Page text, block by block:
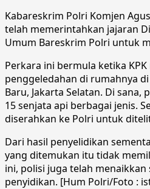
Kabareskrim Polri Komjen
telah memerintahkan jajaran
Umum Bareskrim Polri untuk
Perkara ini bermula ketika
penggeledahan di rumahnya
Baru, Jakarta Selatan. Di sana,
15 senjata api berbagai jenis.
diserahkan ke Polri untuk
Dari hasil penyelidikan
yang ditemukan itu tidak
ini, polisi juga telah
penyidikan. [Hum Polri/Foto :